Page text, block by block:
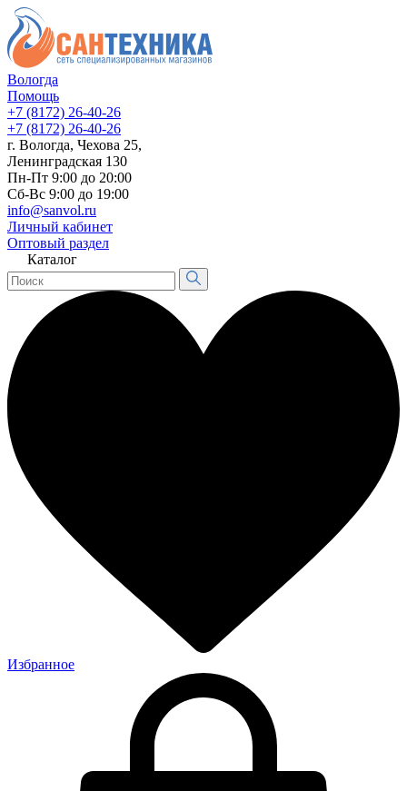
Вологда
Помощь
+7 (8172) 26-40-26
+7 (8172) 26-40-26
г. Вологда, Чехова 25,
Ленинградская 130
Пн-Пт 9:00 до 20:00
Сб-Вс 9:00 до 19:00
info@sanvol.ru
Личный кабинет
Оптовый раздел
Каталог
Избранное